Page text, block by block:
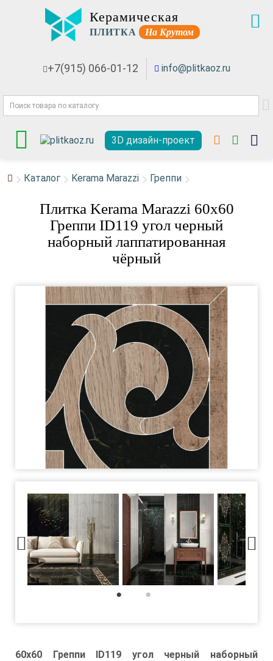
Керамическая
ПЛИТКА На Крутом
+7(915) 066-01-12 info@plitkaoz.ru
3D дизайн-проект
Каталог Kerama Marazzi Греппи
Плитка Kerama Marazzi 60x60
Греппи ID119 угол черный
наборный лаппатированная
чёрный
60x60 Греппи ID119 угол черный наборный